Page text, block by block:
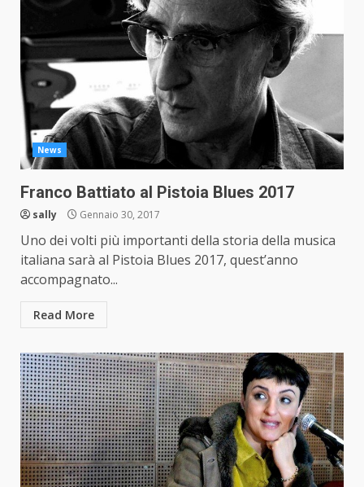
News
Franco Battiato al Pistoia Blues 2017
sally Gennaio 30, 2017
Uno dei volti più importanti della storia della musica
italiana sarà al Pistoia Blues 2017, quest’anno
accompagnato...
Read More